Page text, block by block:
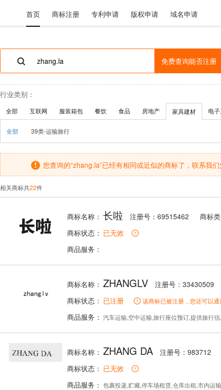
首页 商标注册 专利申请 版权申请 域名申请
免费查询能否注册
行业类别：
全部 互联网 服装箱包 餐饮 食品 房地产 家具建材 电
全部 39类-运输旅行
您查询的“zhang.la”已经有相同或近似的商标了，联系我们
相关商标共22件
商标名称： 长啦 注册号：69515462
商标
商标状态： 已无效
商品服务：
商标名称： ZHANGLV
注册号：33430509
商标状态： 已注册 该商标已被注册，您还可以
商品服务： 汽车运输,空中运输,旅行座位预订,提供旅行信息,安排旅行,
商标名称： ZHANG DA
注册号：983712
商标状态： 已无效
商品服务： 包裹投递,贮藏,停车场租赁,仓库出租,市内运输,停车场